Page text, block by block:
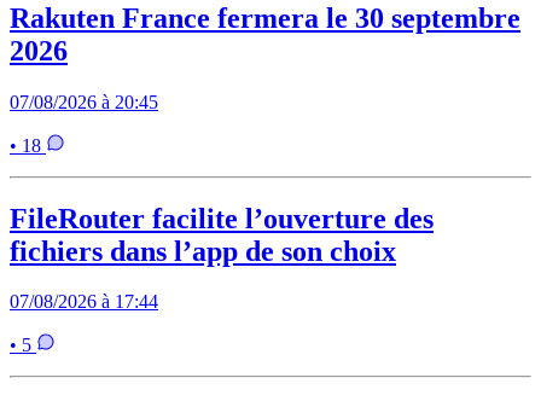
Rakuten France fermera le 30 septembre
2026
07/08/2026 à 20:45
• 18
FileRouter facilite l’ouverture des
fichiers dans l’app de son choix
07/08/2026 à 17:44
• 5